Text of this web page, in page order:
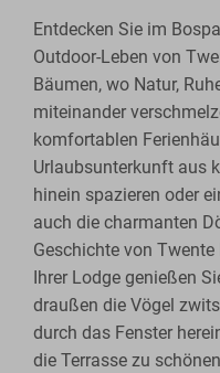
Entdecken Sie im
Outdoor-Leben von
Bäumen, wo Natur,
miteinander
komfortablen
Urlaubsunterkunft aus
hinein spazieren oder
auch die charmanten
Geschichte von
Ihrer Lodge genießen
draußen die Vögel
durch das Fenster
die Terrasse zu